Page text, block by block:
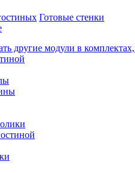
Готовые стенки
другие модули в